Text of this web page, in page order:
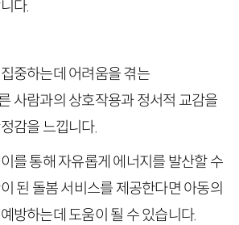
다.
중하는데 어려움을 겪는
사람과의 상호작용과 정서적 교감을
감을 느낍니다.
를 통해 자유롭게 에너지를 발산할 수
된 돌봄 서비스를 제공한다면 아동의
방하는데 도움이 될 수 있습니다.